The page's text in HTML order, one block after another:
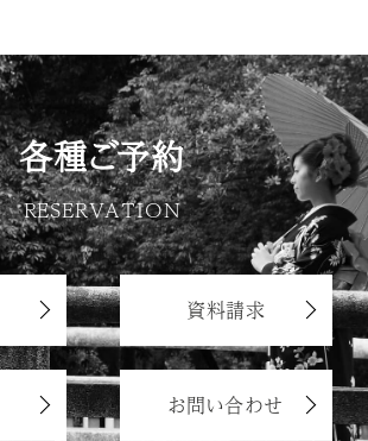
各種ご予約
RESERVATION
資料請求
お問い合わせ